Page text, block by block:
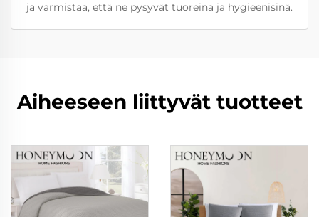
ja varmistaa, että ne pysyvät tuoreina ja hygieenisinä.
Aiheeseen liittyvät tuotteet